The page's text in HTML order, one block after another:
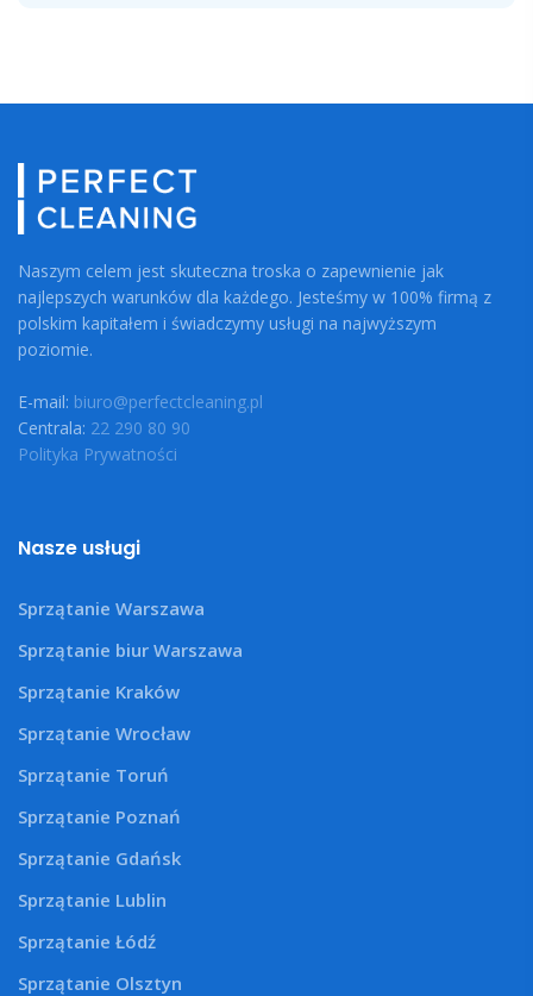
Naszym celem jest skuteczna troska o zapewnienie jak
najlepszych warunków dla każdego. Jesteśmy w 100% firmą z
polskim kapitałem i świadczymy usługi na najwyższym
poziomie.
E-mail: biuro@perfectcleaning.pl
Centrala: 22 290 80 90
Polityka Prywatności
Nasze usługi
Sprzątanie Warszawa
Sprzątanie biur Warszawa
Sprzątanie Kraków
Sprzątanie Wrocław
Sprzątanie Toruń
Sprzątanie Poznań
Sprzątanie Gdańsk
Sprzątanie Lublin
Sprzątanie Łódź
Sprzątanie Olsztyn